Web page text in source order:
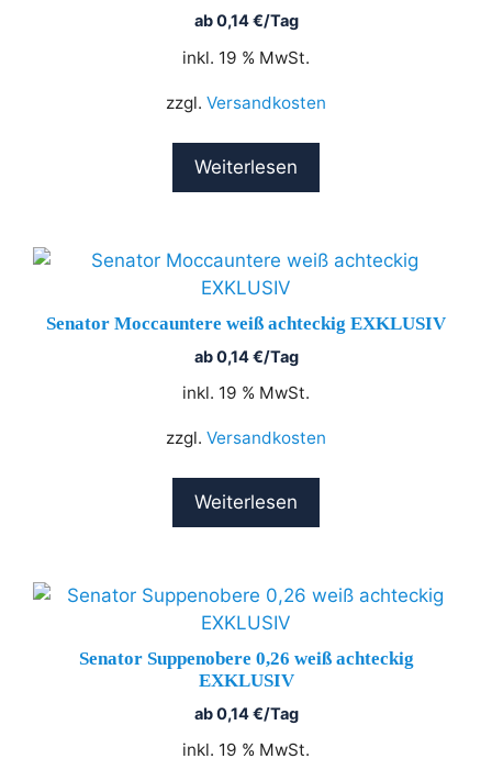
ab0,14€/Tag
inkl. 19 % MwSt.
zzgl. Versandkosten
Weiterlesen
Senator Moccauntere weiß achteckig EXKLUSIV
ab0,14€/Tag
inkl. 19 % MwSt.
zzgl. Versandkosten
Weiterlesen
Senator Suppenobere 0,26 weiß achteckig
EXKLUSIV
ab0,14€/Tag
inkl. 19 % MwSt.